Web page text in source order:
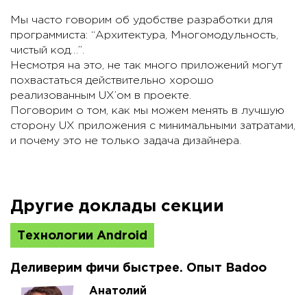
Мы часто говорим об удобстве разработки для
программиста: “Архитектура, Многомодульность,
чистый код…”.
Несмотря на это, не так много приложений могут
похвастаться действительно хорошо
реализованным UX’ом в проекте.
Поговорим о том, как мы можем менять в лучшую
сторону UX приложения с минимальными затратами,
и почему это не только задача дизайнера.
Другие доклады секции
Технологии Android
Деливерим фичи быстрее. Опыт Badoo
Анатолий